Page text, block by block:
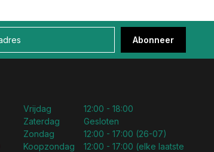
Abonneer
Vrijdag
Zaterdag
Zondag
Koopzondag
12:00 - 18:00
Gesloten
12:00 - 17:00 (26-07)
12:00 - 17:00 (elke laatste